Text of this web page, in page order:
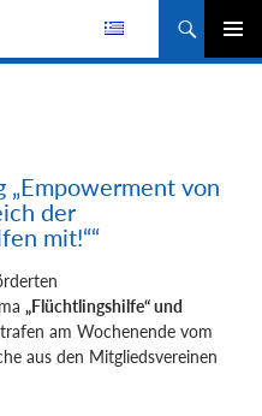
von
der
mit!““
„Flüchtlingshilfe“ und
trafen am Wochenende vom
aus den Mitgliedsvereinen